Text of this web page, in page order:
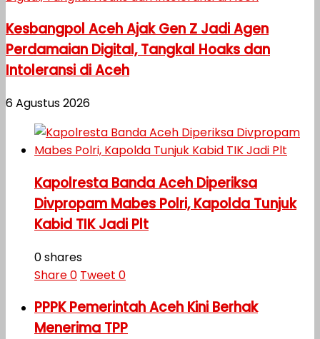
Kesbangpol Aceh Ajak Gen Z Jadi Agen
Perdamaian Digital, Tangkal Hoaks dan
Intoleransi di Aceh
6 Agustus 2026
Kapolresta Banda Aceh Diperiksa
Divpropam Mabes Polri, Kapolda Tunjuk
Kabid TIK Jadi Plt
0 shares
Share0 Tweet 0
PPPK Pemerintah Aceh Kini Berhak
Menerima TPP